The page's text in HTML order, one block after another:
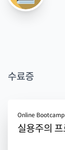
수료증
Online Bootcamp
실용주의